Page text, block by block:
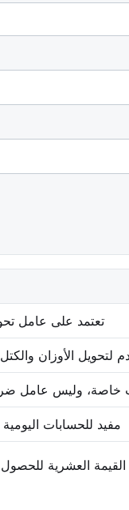
تعتمد على عامل
لتحويل الأوزان
خاصة، وليس عامل
مفيد للحسابات اليومية
القيمة العشرية